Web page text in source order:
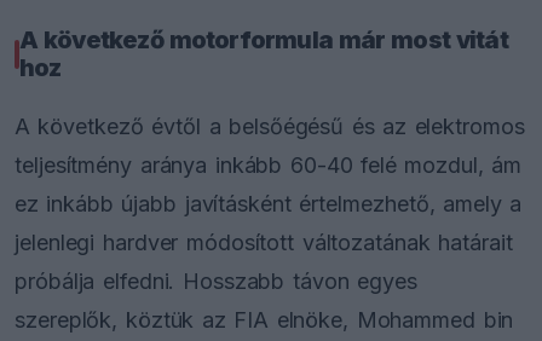
A következő motorformula már most vitát
hoz
A következő évtől a belsőégésű és az elektromos
teljesítmény aránya inkább 60-40 felé mozdul, ám
ez inkább újabb javításként értelmezhető, amely a
jelenlegi hardver módosított változatának határait
próbálja elfedni. Hosszabb távon egyes
szereplők, köztük az FIA elnöke, Mohammed bin